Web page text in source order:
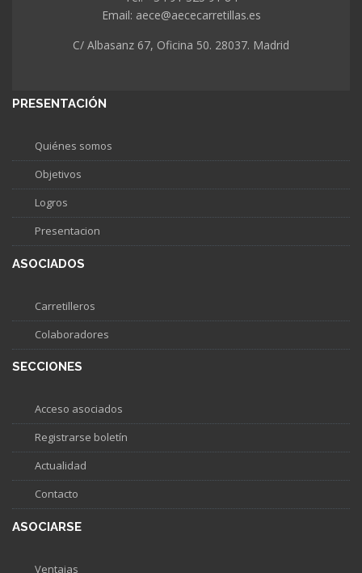
Email: aece@aececarretillas.es
C/ Albasanz 67, Oficina 50. 28037. Madrid
PRESENTACIÓN
Quiénes somos
Objetivos
Logros
Presentacion
ASOCIADOS
Carretilleros
Colaboradores
SECCIONES
Acceso asociados
Registrarse boletín
Actualidad
Contacto
ASOCIARSE
Ventajas